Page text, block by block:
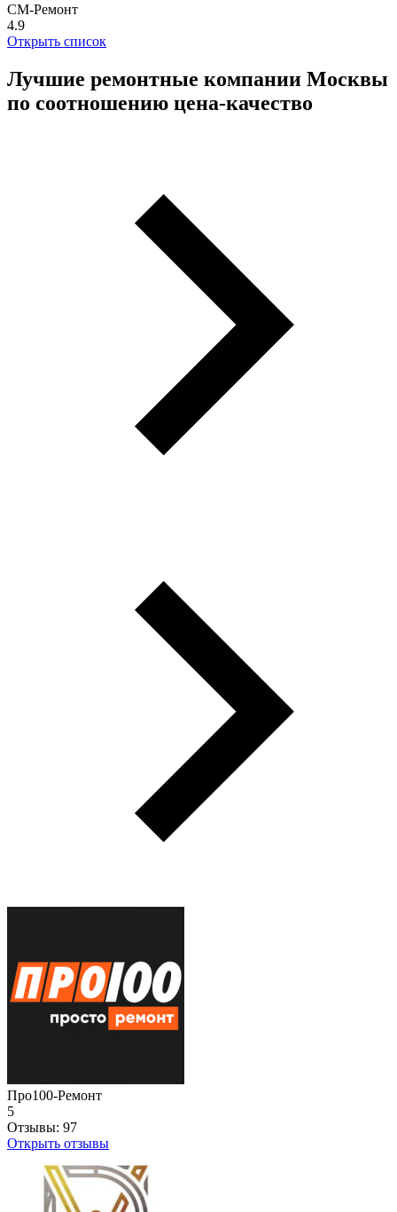
СМ-Ремонт
4.9
Открыть список
Лучшие ремонтные компании Москвы
по соотношению цена-качество
Про100-Ремонт
5
Отзывы: 97
Открыть отзывы